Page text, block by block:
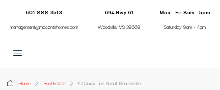
601.888.3513
management@mccantshomes.com
694 Hwy 61
Woodville, MS 39669
Mon - Fri 8am - 5pm
Saturday 9am - 4pm
Home Real Estate 10 Quick Tips About Real Estate